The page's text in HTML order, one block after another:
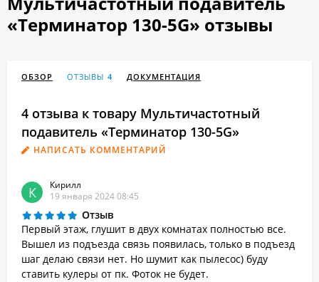
«Терминатор 130-5G» отзывы
ОБЗОР ОТЗЫВЫ 4 ДОКУМЕНТАЦИЯ
4 отзыва к товару Мультичастотный
подавитель «Терминатор 130-5G»
НАПИСАТЬ КОММЕНТАРИЙ
К
Кирилл
19 января 2024 08:45
Отзыв
Первый этаж, глушит в двух комнатах полностью все.
Вышел из подъезда связь появилась, только в подъезд
шаг делаю связи нет. Но шумит как пылесос) буду
ставить кулеры от пк. Фоток не будет.